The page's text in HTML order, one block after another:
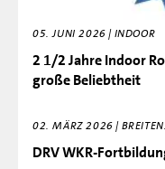
05. JUNI 2026 | INDOOR
2 1/2 Jahre Indoor
große Beliebtheit
02. MÄRZ 2026 |
DRV